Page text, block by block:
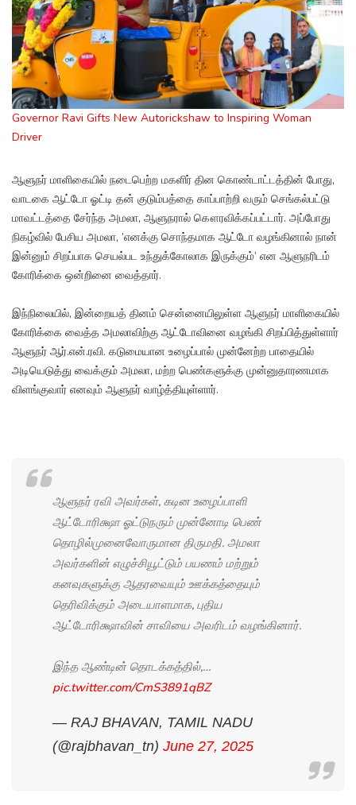
Governor Ravi Gifts New Autorickshaw to Inspiring Woman
Driver
ஆளுநர் மாளிகையில் நடைபெற்ற மகளிர் தின கொண்டாட்டத்தின் போது,
வாடகை ஆட்டோ ஓட்டி தன் குடும்பத்தை காப்பாற்றி வரும் செங்கல்பட்டு
மாவட்டத்தை சேர்ந்த அமலா, ஆளுநரால் கௌரவிக்கப்பட்டார். அப்போது
நிகழ்வில் பேசிய அமலா, ’எனக்கு சொந்தமாக ஆட்டோ வழங்கினால் நான்
இன்னும் சிறப்பாக செயல்பட உந்துக்கோலாக இருக்கும்’ என ஆளுநரிடம்
கோரிக்கை ஒன்றினை வைத்தார்.
இந்நிலையில், இன்றையத் தினம் சென்னையிலுள்ள ஆளுநர் மாளிகையில்
கோரிக்கை வைத்த அமலாவிற்கு ஆட்டோவினை வழங்கி சிறப்பித்துள்ளார்
ஆளுநர் ஆர்.என்.ரவி. கடுமையான உழைப்பால் முன்னேற்ற பாதையில்
அடியெடுத்து வைக்கும் அமலா, மற்ற பெண்களுக்கு முன்னுதாரணமாக
விளங்குவார் எனவும் ஆளுநர் வாழ்த்தியுள்ளார்.
ஆளுநர் ரவி அவர்கள், கடின உழைப்பாளி
ஆட்டோரிக்ஷா ஓட்டுநரும் முன்னோடி பெண்
தொழில்முனைவோருமான திருமதி. அமலா
அவர்களின் எழுச்சியூட்டும் பயணம் மற்றும்
கனவுகளுக்கு ஆதரவையும் ஊக்கத்தையும்
தெரிவிக்கும் அடையாளமாக, புதிய
ஆட்டோரிக்ஷாவின் சாவியை அவரிடம் வழங்கினார்.
இந்த ஆண்டின் தொடக்கத்தில்,…
pic.twitter.com/CmS3891qBZ
— RAJ BHAVAN, TAMIL NADU
(@rajbhavan_tn) June 27, 2025